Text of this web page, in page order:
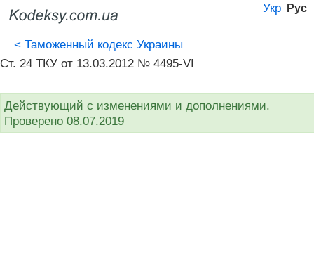
Укр Рус
< Таможенный кодекс Украины
Ст. 24 ТКУ от 13.03.2012 № 4495-VI
Действующий с изменениями и дополнениями.
Проверено 08.07.2019